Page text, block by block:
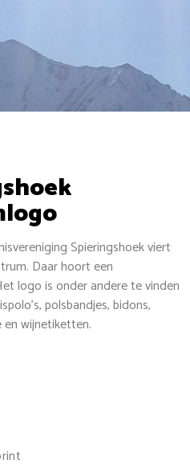
Spieringshoek viert
Daar hoort een
logo is onder andere te vinden
polsbandjes, bidons,
wijnetiketten.